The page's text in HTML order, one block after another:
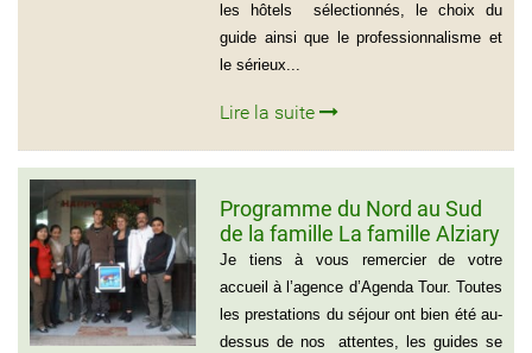
les hôtels sélectionnés, le choix du
guide ainsi que le professionnalisme et
le sérieux...
Lire la suite
Programme du Nord au Sud
de la famille La famille Alziary
(Voyage Vietnam Nord au
Sud)
Je tiens à vous remercier de votre
accueil à l’agence d’Agenda Tour. Toutes
les prestations du séjour ont bien été au-
dessus de nos attentes, les guides se